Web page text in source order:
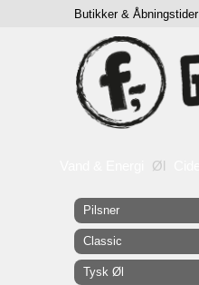
Øl
Pilsner
Classic
Tysk Øl
Butikker & Åbningstider